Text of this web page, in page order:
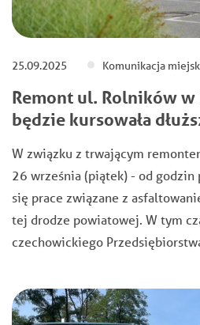
25.09.2025 Komunikacja
Remont ul. Rolników w
będzie kursowała
W związku z trwającym
26 września (piątek) - od godzin
się prace związane z
tej drodze powiatowej. W tym
czechowickiego